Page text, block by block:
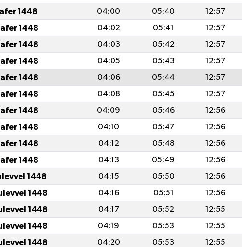
1448 04:00 05:40 12:57
1448 04:02 05:41 12:57
1448 04:03 05:42 12:57
1448 04:05 05:43 12:57
1448 04:06 05:44 12:57
1448 04:08 05:45 12:57
1448 04:09 05:46 12:56
1448 04:10 05:47 12:56
1448 04:12 05:48 12:56
1448 04:13 05:49 12:56
1448 04:15 05:50 12:56
1448 04:16 05:51 12:56
1448 04:17 05:52 12:55
1448 04:19 05:53 12:55
1448 04:20 05:53 12:55